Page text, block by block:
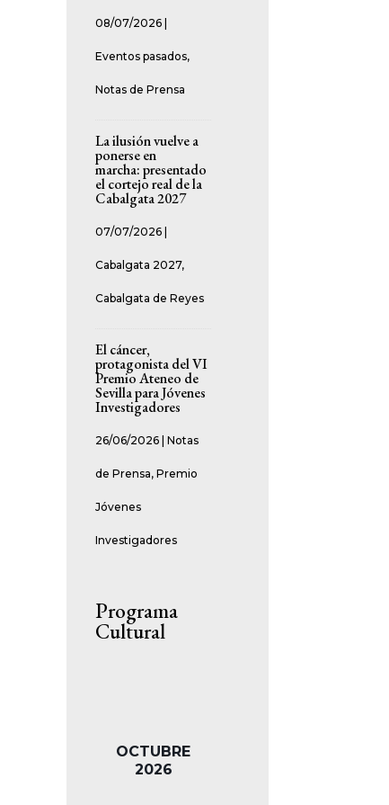
08/07/2026
Eventos pasados,
Notas de Prensa
La ilusión vuelve a
ponerse en
marcha: presentado
el cortejo real de la
Cabalgata 2027
07/07/2026
Cabalgata 2027,
Cabalgata de Reyes
El cáncer,
protagonista del VI
Premio Ateneo de
Sevilla para Jóvenes
Investigadores
26/06/2026 |Notas
de Prensa,Premio
Jóvenes
Investigadores
Programa
Cultural
OCTUBRE
2026